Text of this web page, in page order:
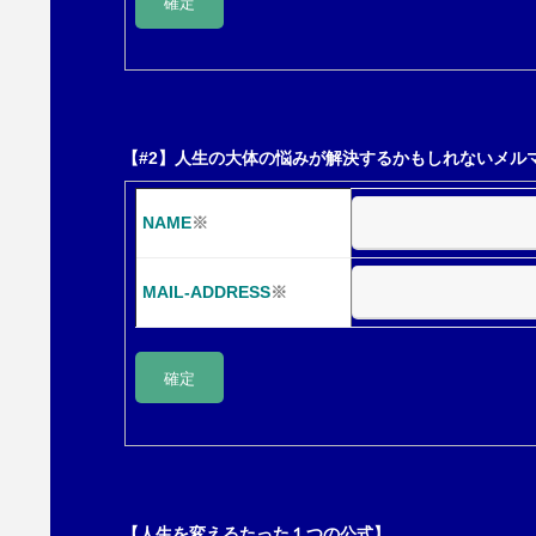
【#2】人生の大体の悩みが解決するかもしれないメル
NAME※
MAIL-ADDRESS※